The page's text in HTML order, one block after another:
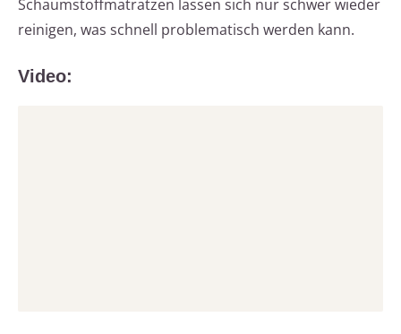
Schaumstoffmatratzen lassen sich nur schwer wieder
reinigen, was schnell problematisch werden kann.
Video: